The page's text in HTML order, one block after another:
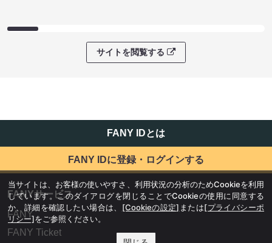
サイトを閲覧する
FANY IDとは
FANY IDに登録・ログインする
FANYサービス
FANY
FANY Ticket
当サイトは、お客様の使いやすさ、利用状況の分析のためCookieを利用
しています。このダイアログを閉じることでCookieの使用に同意する
か、詳細を確認したい場合は、 [Cookieの設定] または[プライバシーポ
リシー]をご参照ください。